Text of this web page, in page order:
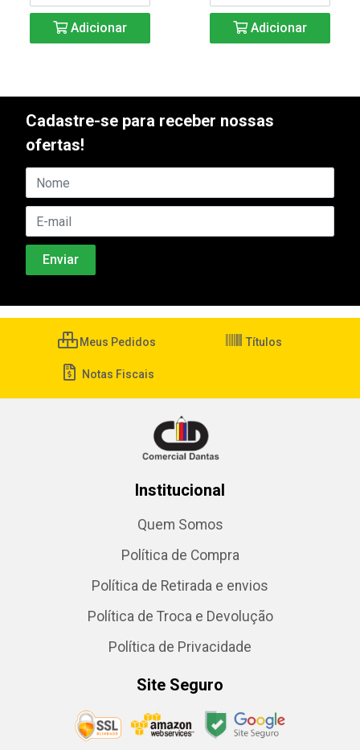
Adicionar Adicionar
Cadastre-se para receber nossas
ofertas!
Meus Pedidos Títulos
Notas Fiscais
Institucional
Quem Somos
Política de Compra
Política de Retirada e envios
Política de Troca e Devolução
Política de Privacidade
Site Seguro